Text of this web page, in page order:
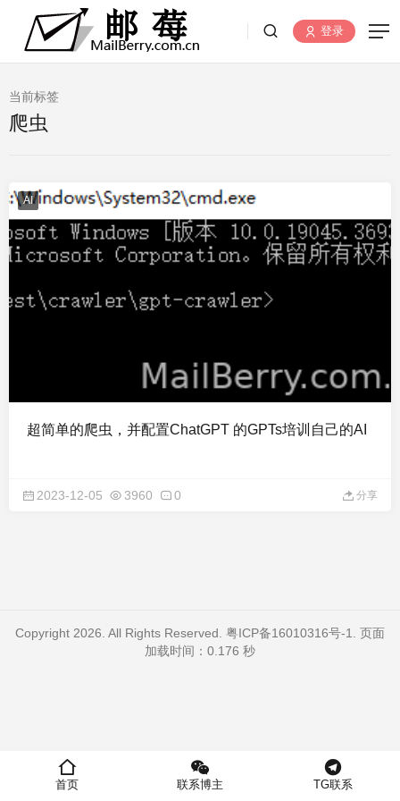
登录
当前标签
爬虫
AI
超简单的爬虫，并配置ChatGPT 的GPTs培训自己的AI
2023-12-05 3960 0 分享
Copyright 2026. All Rights Reserved. 粤ICP备16010316号-1
. 页面
加载时间：0.176 秒
首页 联系博主 TG联系